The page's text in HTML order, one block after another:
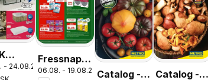
- 24.08.2026
Fressnapf
Catalog
06.08. - 19.08.2026Catalog -
Catalog -